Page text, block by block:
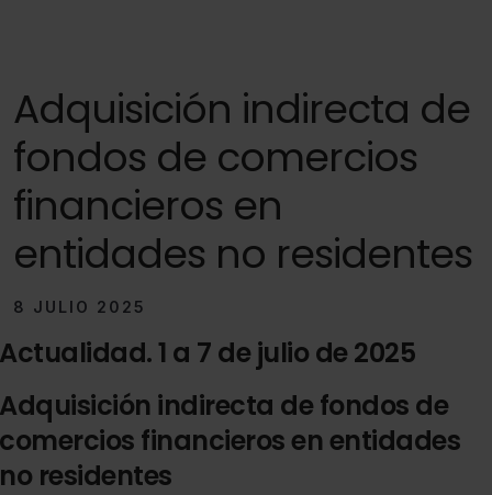
Adquisición indirecta de
fondos de comercios
financieros en
entidades no residentes
8 JULIO 2025
Actualidad. 1 a 7 de julio de 2025
Adquisición indirecta de fondos de
comercios financieros en entidades
no residentes